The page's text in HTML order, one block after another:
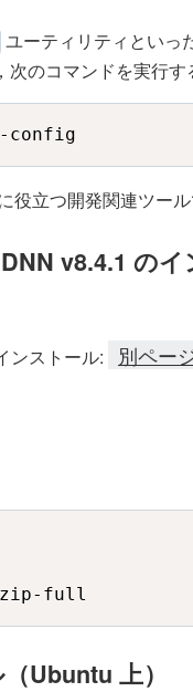
ユーティリティといっ
次のコマンドを実行す
役立つ開発関連ツー
v8.4.1 の
ンストール: 別ペー
full
Ubuntu 上）